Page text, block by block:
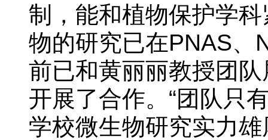
制，能和植物保护学
物的研究已在PNAS、
前已和黄丽丽教授团
开展了合作。“团队只
学校微生物研究实力